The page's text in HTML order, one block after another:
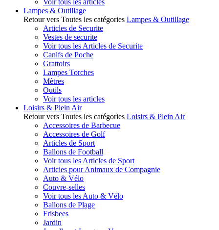
Voir tous les articles
Lampes & Outillage
Retour vers Toutes les catégories Lampes & Outillage
Articles de Securite
Vestes de securite
Voir tous les Articles de Securite
Canifs de Poche
Grattoirs
Lampes Torches
Mètres
Outils
Voir tous les articles
Loisirs & Plein Air
Retour vers Toutes les catégories Loisirs & Plein Air
Accessoires de Barbecue
Accessoires de Golf
Articles de Sport
Ballons de Football
Voir tous les Articles de Sport
Articles pour Animaux de Compagnie
Auto & Vélo
Couvre-selles
Voir tous les Auto & Vélo
Ballons de Plage
Frisbees
Jardin